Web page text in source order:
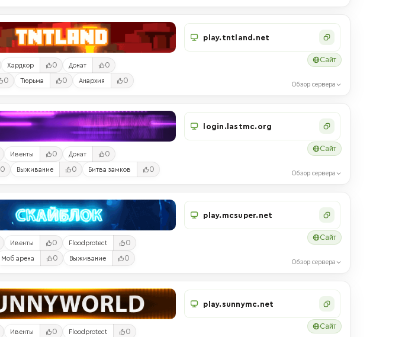
Хардкор 0 Донат 0
0 Тюрьма 0 Анархия 0
play.tntland.net
Сайт
Обзор сервера
Ивенты 0 Донат 0
0 Выживание 0 Битва замков 0
login.lastmc.org
Сайт
Обзор сервера
Ивенты 0 Floodprotect 0
Моб арена 0 Выживание 0
play.mcsuper.net
Сайт
Обзор сервера
Ивенты 0 Floodprotect 0
play.sunnymc.net
Сайт